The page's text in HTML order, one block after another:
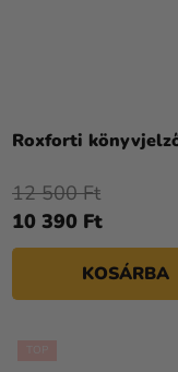
Roxforti
10 390 Ft
12 500 Ft
KOSÁRBA